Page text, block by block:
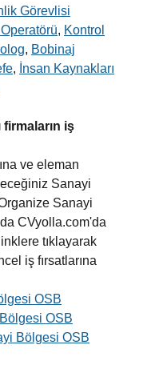
Görevlisi
, Kontrol
, Bobinaj
, İnsan Kaynakları
firmaların iş
ve eleman
Sanayi
Sanayi
CVyolla.com'da
tıklayarak
iş fırsatlarına
OSB
OSB
Bölgesi OSB